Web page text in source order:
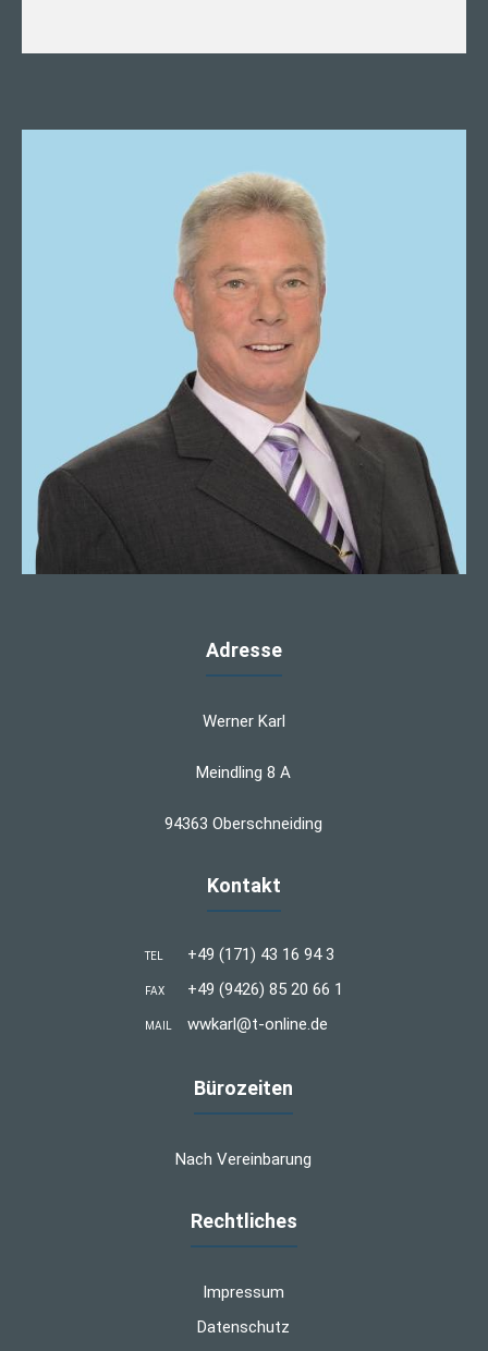
Adresse
Werner Karl
Meindling 8 A
94363 Oberschneiding
Kontakt
TEL +49 (171) 43 16 94 3
FAX +49 (9426) 85 20 66 1
MAIL wwkarl@t-online.de
Bürozeiten
Nach Vereinbarung
Rechtliches
Impressum
Datenschutz